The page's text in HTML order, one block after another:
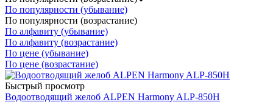
По популярности (убывание)
По популярности (возрастание)
По алфавиту (убывание)
По алфавиту (возрастание)
По цене (убывание)
По цене (возрастание)
Быстрый просмотр
Водоотводящий желоб ALPEN Harmony ALP-850H